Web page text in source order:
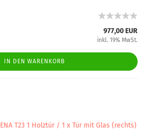
977,00 EUR
inkl. 19% MwSt.
IN DEN WARENKORB